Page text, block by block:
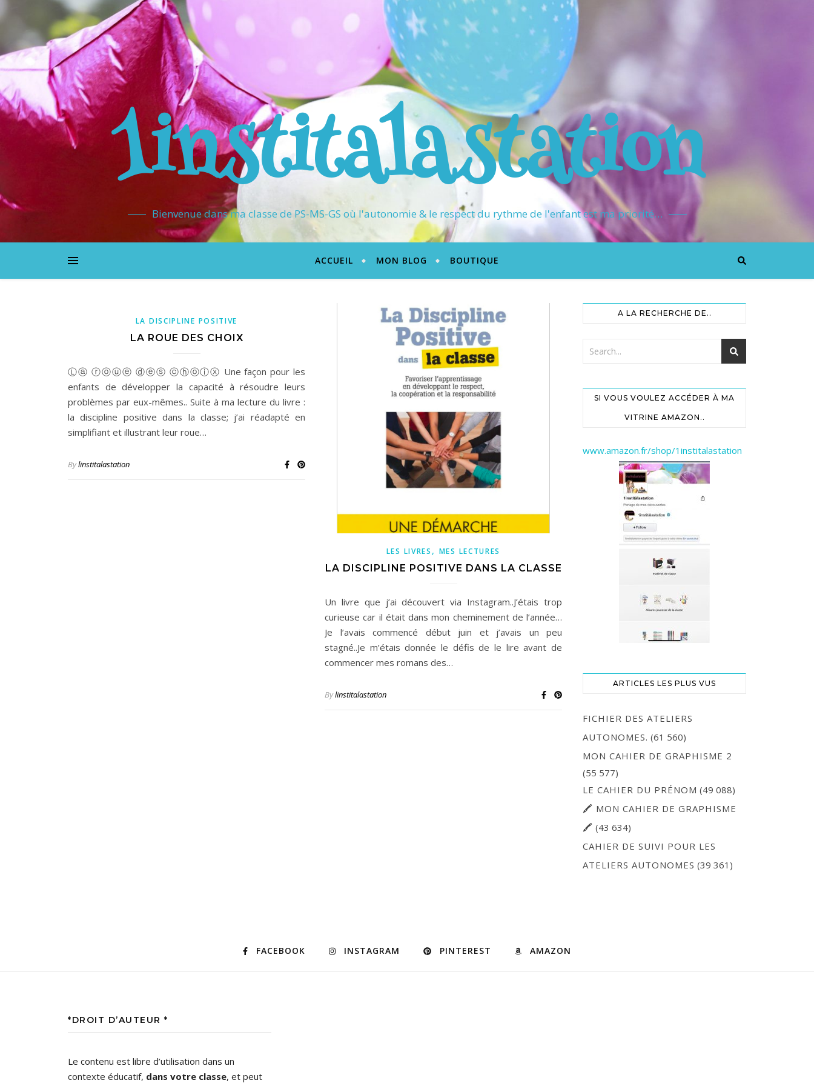
1institalastation
Bienvenue dans ma classe de PS-MS-GS où l'autonomie & le respect du rythme de l'enfant est ma priorité…
ACCUEIL MON BLOG BOUTIQUE
LA DISCIPLINE POSITIVE
LA ROUE DES CHOIX
Ⓛⓐ ⓡⓞⓤⓔ ⓓⓔⓢ ⓒⓗⓞⓘⓧ Une façon pour les
enfants de développer la capacité à résoudre leurs
problèmes par eux-mêmes.. Suite à ma lecture du livre :
la discipline positive dans la classe; j’ai réadapté en
simplifiant et illustrant leur roue…
Bylinstitalastation
LES LIVRES , MES LECTURES
LA DISCIPLINE POSITIVE DANS LA CLASSE
Un livre que j’ai découvert via Instagram..J’étais trop
curieuse car il était dans mon cheminement de l’année…
Je l’avais commencé début juin et j’avais un peu
stagné..Je m’étais donnée le défis de le lire avant de
commencer mes romans des…
Bylinstitalastation
A LA RECHERCHE DE..
SI VOUS VOULEZ ACCÉDER À MA
VITRINE AMAZON..
www.amazon.fr/shop/1institalastation
ARTICLES LES PLUS VUS
FICHIER DES ATELIERS
AUTONOMES. (61 560)
MON CAHIER DE GRAPHISME 2
(55 577)
LE CAHIER DU PRÉNOM (49 088)
🖍 MON CAHIER DE GRAPHISME
🖍 (43 634)
CAHIER DE SUIVI POUR LES
ATELIERS AUTONOMES (39 361)
FACEBOOK INSTAGRAM PINTEREST AMAZON
*DROIT D’AUTEUR *
Le contenu est libre d’utilisation dans un
contexte éducatif, dans votre classe, et peut